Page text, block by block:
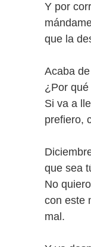
Y por
que la
Acaba
¿Por
Si va a
prefiero,
que sea
No
con este
mal.